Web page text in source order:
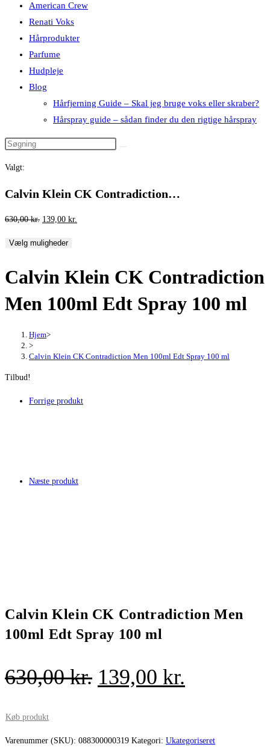
American Crew
Renati Voks
Hårprodukter
Parfume
Hudpleje
Blog
Hårfjerning Guide – Skal jeg bruge voks eller skraber?
Hårspray guide – sådan finder du den rigtige hårspray
Valgt:
Calvin Klein CK Contradiction…
630,00kr. Den
pris
630,00 kr..
139,00 kr.
139,00 kr..
Vælg muligheder
Calvin Klein CK Contradiction
Men 100ml Edt Spray 100 ml
Hjem>
>
Calvin Klein CK Contradiction Men 100ml Edt Spray 100 ml
Tilbud!
Forrige produkt
Næste produkt
Calvin Klein CK Contradiction Men
100ml Edt Spray 100 ml
630,00kr. Den
var:
139,00 kr.
er:
Køb produkt
Varenummer (SKU): 088300000319 Kategori: Ukategoriseret